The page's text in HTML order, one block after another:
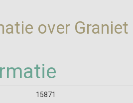
over Graniet
15871